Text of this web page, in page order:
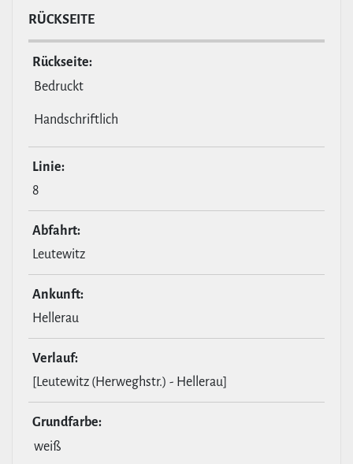
RÜCKSEITE
Rückseite:
Bedruckt
Handschriftlich
Linie:
8
Abfahrt:
Leutewitz
Ankunft:
Hellerau
Verlauf:
[Leutewitz (Herweghstr.) - Hellerau]
Grund­farbe:
weiß